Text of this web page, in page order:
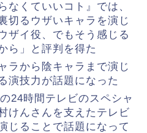
なくていいコト』では、
切るウザいキャラを演じ
ザイ役、でもそう感じる
ら」と評判を得た
ラから陰キャラまで演じ
演技力が話題になった
24時間テレビのスペシャ
けんさんを支えたテレビ
じることで話題になって